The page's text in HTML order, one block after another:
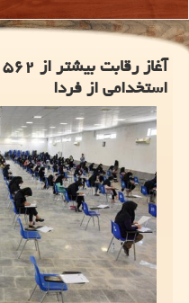
استخدامی از فردا